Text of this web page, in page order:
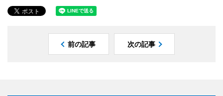
前の記事 次の記事